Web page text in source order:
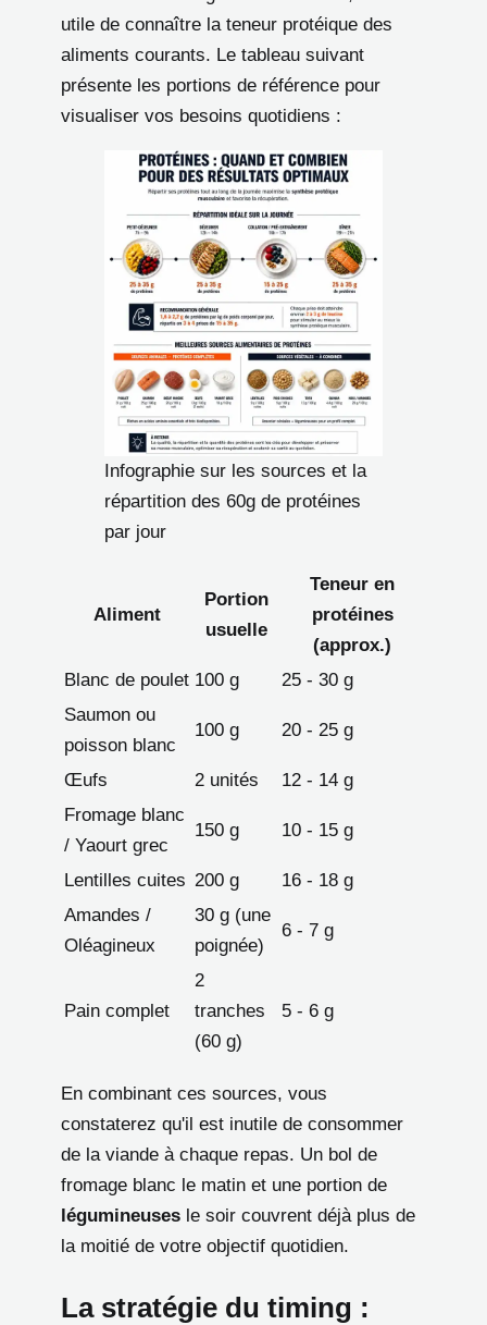
utile de connaître la teneur protéique des
aliments courants. Le tableau suivant
présente les portions de référence pour
visualiser vos besoins quotidiens :
Infographie sur les sources et la
répartition des 60g de protéines
par jour
Aliment
Portion
usuelle
Teneur en
protéines
(approx.)
Blanc de poulet 100 g
25 - 30 g
Saumon ou
poisson blanc
100 g 20 - 25 g
Œufs 2 unités
12 - 14 g
Fromage blanc
/ Yaourt grec
150 g 10 - 15 g
Lentilles cuites 200 g
16 - 18 g
Amandes /
Oléagineux
30 g (une
poignée)
6 - 7 g
Pain complet
2
tranches
(60 g)
5 - 6 g
En combinant ces sources, vous
constaterez qu'il est inutile de consommer
de la viande à chaque repas. Un bol de
fromage blanc le matin et une portion de
légumineuses le soir couvrent déjà plus de
la moitié de votre objectif quotidien.
La stratégie du timing :